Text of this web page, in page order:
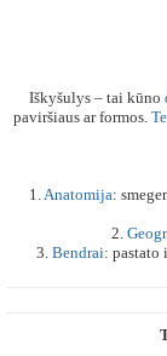
Iškyšulys – tai kūno
paviršiaus ar formos.
1.Anatomija:
2.
3. Bendrai: pastato